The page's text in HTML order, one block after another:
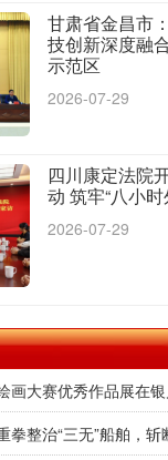
甘肃省金昌市
技创新深度融
示范区
2026-07-29
四川康定法院
动 筑牢“八小
2026-07-29
拳整治“三无”船舶，